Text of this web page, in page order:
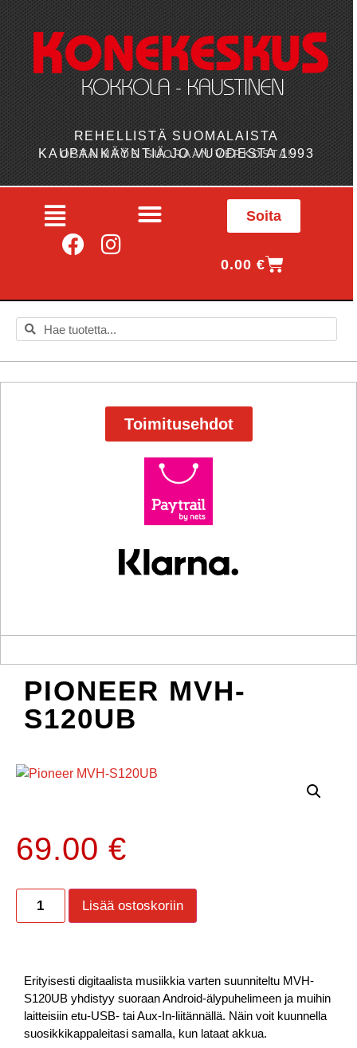
REHELLISTÄ SUOMALAISTA
KAUPANKÄYNTIÄ JO VUODESTA 1993
OSTA MYÖS SUORAAN VERKOSTA!
Soita
0.00€
Toimitusehdot
PIONEER MVH-
S120UB
69.00 €
Lisää ostoskoriin
Erityisesti digitaalista musiikkia varten suunniteltu MVH-
S120UB yhdistyy suoraan Android-älypuhelimeen ja muihin
laitteisiin etu-USB- tai Aux-In-liitännällä. Näin voit kuunnella
suosikkikappaleitasi samalla, kun lataat akkua.